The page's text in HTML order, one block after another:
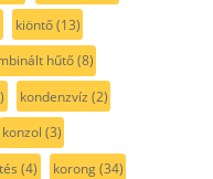
kiöntő(13)
hűtő(8)
kondenzvíz (2)
konzol (3)
(4) korong(34)